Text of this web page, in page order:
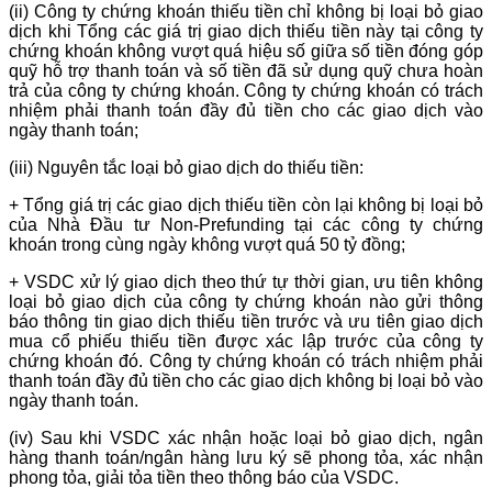
(ii) Công ty chứng khoán thiếu tiền chỉ không bị loại bỏ giao
dịch khi Tổng các giá trị giao dịch thiếu tiền này tại công ty
chứng khoán không vượt quá hiệu số giữa số tiền đóng góp
quỹ hỗ trợ thanh toán và số tiền đã sử dụng quỹ chưa hoàn
trả của công ty chứng khoán. Công ty chứng khoán có trách
nhiệm phải thanh toán đầy đủ tiền cho các giao dịch vào
ngày thanh toán;
(iii) Nguyên tắc loại bỏ giao dịch do thiếu tiền:
+ Tổng giá trị các giao dịch thiếu tiền còn lại không bị loại bỏ
của Nhà Đầu tư Non-Prefunding tại các công ty chứng
khoán trong cùng ngày không vượt quá 50 tỷ đồng;
+ VSDC xử lý giao dịch theo thứ tự thời gian, ưu tiên không
loại bỏ giao dịch của công ty chứng khoán nào gửi thông
báo thông tin giao dịch thiếu tiền trước và ưu tiên giao dịch
mua cổ phiếu thiếu tiền được xác lập trước của công ty
chứng khoán đó. Công ty chứng khoán có trách nhiệm phải
thanh toán đầy đủ tiền cho các giao dịch không bị loại bỏ vào
ngày thanh toán.
(iv) Sau khi VSDC xác nhận hoặc loại bỏ giao dịch, ngân
hàng thanh toán/ngân hàng lưu ký sẽ phong tỏa, xác nhận
phong tỏa, giải tỏa tiền theo thông báo của VSDC.